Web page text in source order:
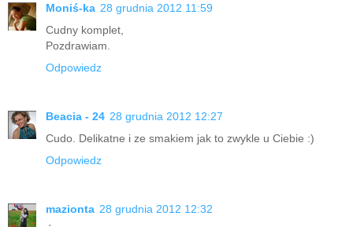
Moniś-ka 28 grudnia 2012 11:59
Cudny komplet,
Pozdrawiam.
Odpowiedz
Beacia - 24 28 grudnia 2012 12:27
Cudo. Delikatne i ze smakiem jak to zwykle u Ciebie :)
Odpowiedz
mazionta 28 grudnia 2012 12:32